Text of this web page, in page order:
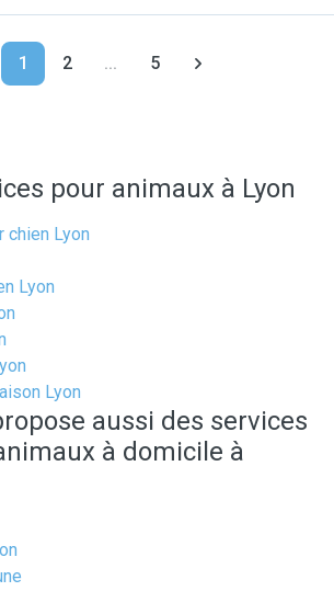
1 2 ... 5
pour animaux à Lyon
chien Lyon
Lyon
Lyon
aussi des services
à domicile à